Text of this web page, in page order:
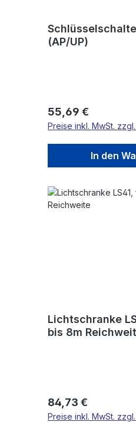
(AP/UP)
Regulärer Preis:
55,69 €
Preise inkl. MwSt.
In den
Lichtschranke
bis 8m
Regulärer Preis:
84,73 €
Preise inkl. MwSt.